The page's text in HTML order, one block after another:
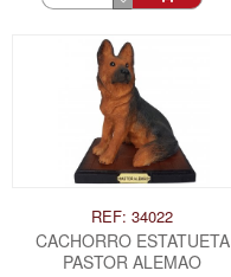
REF: 34022
CACHORRO ESTATUETA
PASTOR ALEMAO